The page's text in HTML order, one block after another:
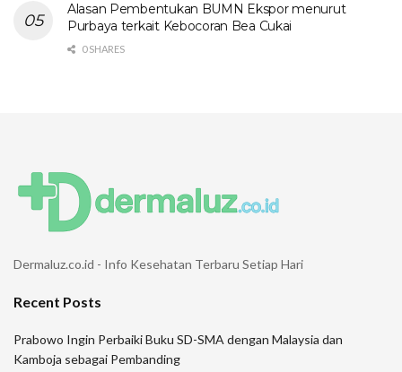
Alasan Pembentukan BUMN Ekspor menurut
Purbaya terkait Kebocoran Bea Cukai
0 SHARES
Dermaluz.co.id - Info Kesehatan Terbaru Setiap Hari
Recent Posts
Prabowo Ingin Perbaiki Buku SD-SMA dengan Malaysia dan
Kamboja sebagai Pembanding